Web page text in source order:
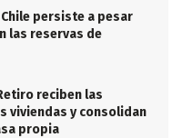
persiste a pesar
las reservas de
reciben las
viviendas y consolidan
propia